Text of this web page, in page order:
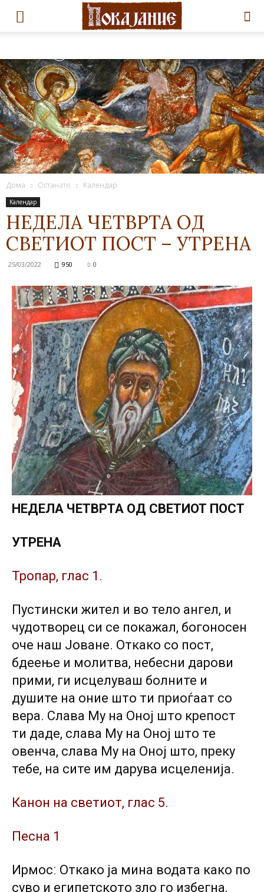
Дома Останато Kалендар
Kалендар
НЕДЕЛА ЧЕТВРТА ОД
СВЕТИОТ ПОСТ – УТРЕНА
25/03/2022 950 0
НЕДЕЛА ЧЕТВРТА ОД СВЕТИОТ ПОСТ
УТРЕНА
Тропар, глас 1.
Пустински жител и во тело ангел, и
чудотворец си се покажал, богоносен
оче наш Јоване. Откако со пост,
бдеење и молитва, небесни дарови
прими, ги исцелуваш болните и
душите на оние што ти приоѓаат со
вера. Слава Му на Оној што крепост
ти даде, слава Му на Оној што те
овенча, слава Му на Оној што, преку
тебе, на сите им дарува исцеленија.
Канон на светиот, глас 5.
Песна 1
Ирмосː Откако ја мина водата како по
суво и египетското зло го избегна,